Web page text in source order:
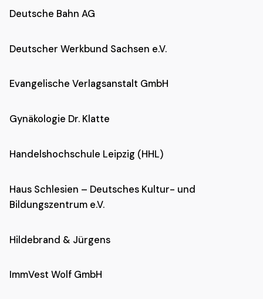
Deutsche Bahn AG
Deutscher Werkbund Sachsen e.V.
Evangelische Verlagsanstalt GmbH
Gynäkologie Dr. Klatte
Handelshochschule Leipzig (HHL)
Haus Schlesien – Deutsches Kultur- und
Bildungszentrum e.V.
Hildebrand & Jürgens
ImmVest Wolf GmbH